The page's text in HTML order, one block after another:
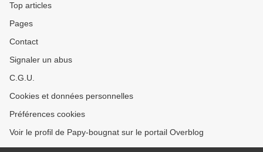
Top articles
Pages
Contact
Signaler un abus
C.G.U.
Cookies et données personnelles
Préférences cookies
Voir le profil de Papy-bougnat sur le portail Overblog